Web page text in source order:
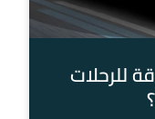
للرحلات